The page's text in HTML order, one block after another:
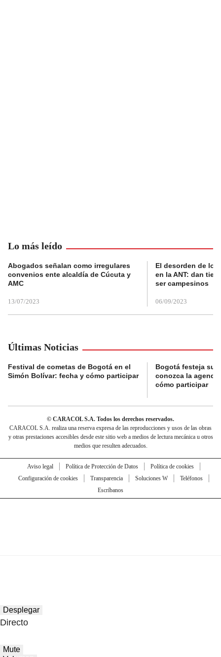
Lo más leído
Abogados señalan como irregulares
convenios ente alcaldía de Cúcuta y
AMC
13/07/2023
El desorden de
en la ANT: dan
ser campesinos
06/09/2023
Últimas Noticias
Festival de cometas de Bogotá en el
Simón Bolívar: fecha y cómo participar
Bogotá festeja su
conozca la
cómo participar
© CARACOL S.A. Todos los derechos reservados.
CARACOL S.A. realiza una reserva expresa de las reproducciones y usos de las obras
y otras prestaciones accesibles desde este sitio web a medios de lectura mecánica u otros
medios que resulten adecuados.
Aviso legal Política de Protección de Datos
Política de cookies
Configuración de cookies
Transparencia Soluciones W
Teléfonos
Escríbanos
Desplegar
Directo
Mute